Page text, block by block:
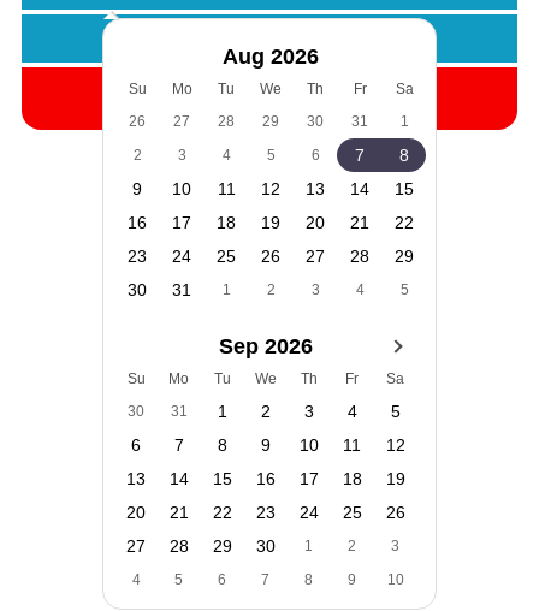
Cauta
Aug 2026
Su Mo Tu We Th Fr
Sa
26
27 28 29 30 31
1
2
3 4 5 6 7
8
9
10 11 12 13 14
15
16
17 18 19 20 21
22
23
24 25 26 27 28
29
30
31 1 2 3 4 5
Sep 2026
Su Mo Tu We Th Fr
Sa
30
31 1 2 3 4
5
6
7 8 9 10 11
12
13
14 15 16 17 18
19
20
21 22 23 24 25
26
27
28 29 30 1 2
3
4
5 6 7 8 9 10